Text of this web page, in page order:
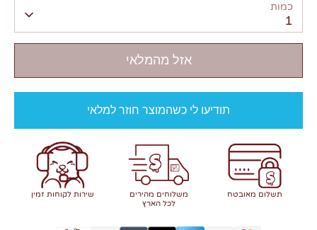
כמות
1
אזל מהמלאי
תודיעו לי כשהמוצר חוזר למלאי
תשלום מאובטח
משלוחים מהירים
לכל הארץ
שירות לקוחות זמין